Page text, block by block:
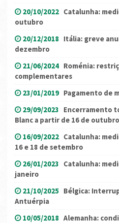
20/10/2022 Catalunha:
outubro
20/12/2018 Itália: greve
dezembro
21/06/2024 Roménia:
complementares
23/01/2019 Pagamento de
29/09/2023 Encerramento
Blanc a partir de 16 de outubro
16/09/2022 Catalunha:
16 e 18 de setembro
26/01/2023 Catalunha:
janeiro
21/10/2025 Bélgica:
Antuérpia
10/05/2018 Alemanha: